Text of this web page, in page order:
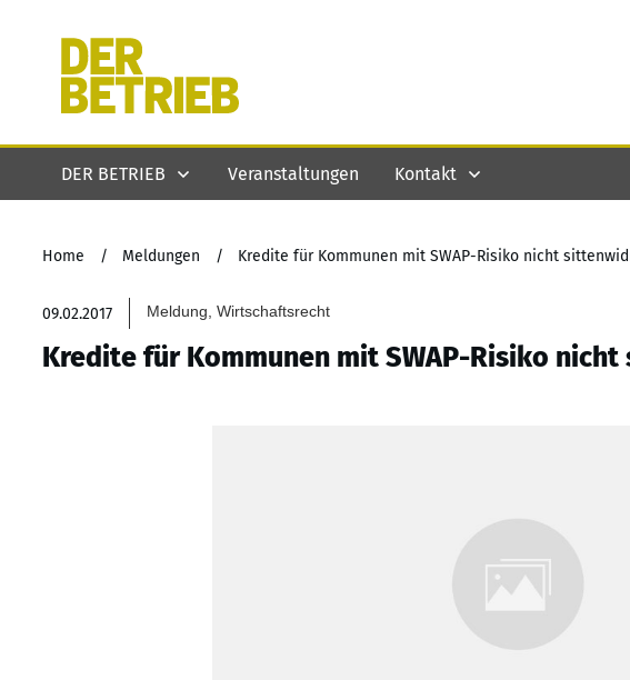
DER BETRIEB Veranstaltungen Kontakt
Home / Meldungen / Kredite für Kommunen mit SWAP-Risiko nicht
09.02.2017 Meldung, Wirtschaftsrecht
Kredite für Kommunen mit SWAP-Risiko